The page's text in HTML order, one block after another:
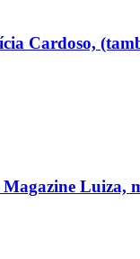
Cardoso,
Luiza,